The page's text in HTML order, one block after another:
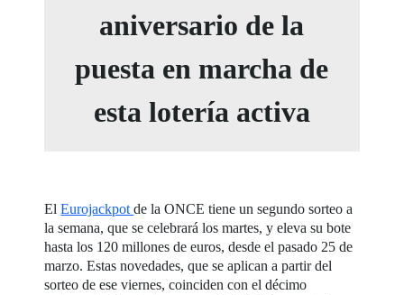
aniversario de la
puesta en marcha de
esta lotería activa
ElEurojackpotde la ONCE tiene un segundo sorteo a
la semana, que se celebrará los martes, y eleva su bote
hasta los 120 millones de euros, desde el pasado 25 de
marzo. Estas novedades, que se aplican a partir del
sorteo de ese viernes, coinciden con el décimo